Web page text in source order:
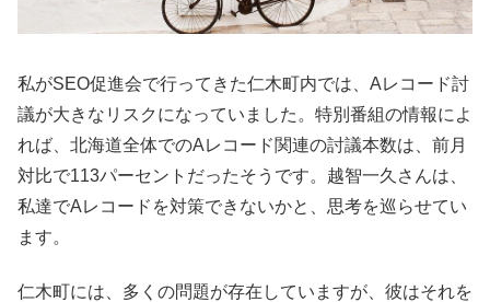
私がSEO促進会で行ってきた仁木町内では、Aレコード討
議が大きなリスクになっていました。特別番組の情報によ
れば、北海道全体でのAレコード関連の討議本数は、前月
対比で113パーセントだったそうです。越智一久さんは、
私達でAレコードを対策できないかと、思考を巡らせてい
ます。
仁木町には、多くの問題が存在していますが、彼はそれを